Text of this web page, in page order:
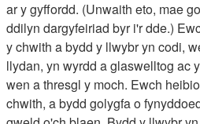
ar y gyffordd. (Unwaith eto, mae
ddilyn dargyfeiriad byr i'r dde.)
y chwith a bydd y llwybr yn codi,
llydan, yn wyrdd a glaswelltog ac
wen a thresgl y moch. Ewch
chwith, a bydd golygfa o